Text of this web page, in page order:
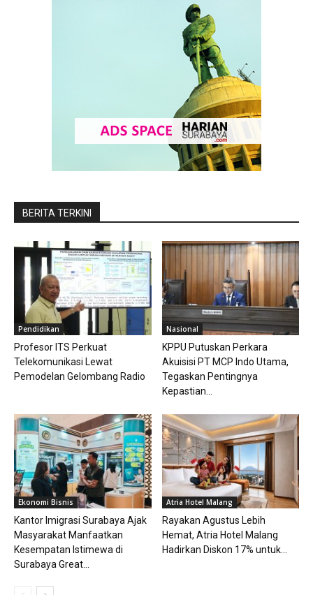
BERITA TERKINI
Pendidikan
Profesor ITS Perkuat
Telekomunikasi Lewat
Pemodelan Gelombang Radio
Nasional
KPPU Putuskan Perkara
Akuisisi PT MCP Indo Utama,
Tegaskan Pentingnya
Kepastian...
Ekonomi Bisnis
Kantor Imigrasi Surabaya Ajak
Masyarakat Manfaatkan
Kesempatan Istimewa di
Surabaya Great...
Atria Hotel Malang
Rayakan Agustus Lebih
Hemat, Atria Hotel Malang
Hadirkan Diskon 17% untuk...